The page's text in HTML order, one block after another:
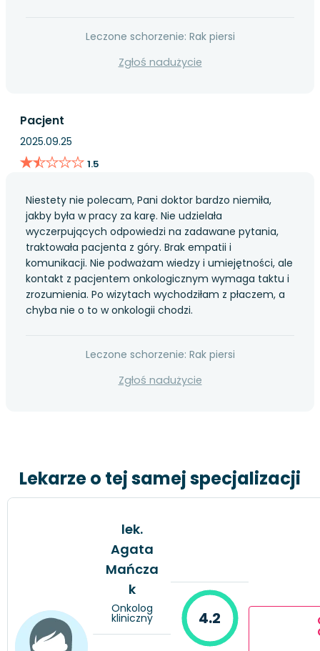
Leczone schorzenie: Rak piersi
Zgłoś nadużycie
Pacjent
2025.09.25
★★★★★
★★★★★ 1.5
Niestety nie polecam, Pani doktor bardzo niemiła,
jakby była w pracy za karę. Nie udzielała
wyczerpujących odpowiedzi na zadawane pytania,
traktowała pacjenta z góry. Brak empatii i
komunikacji. Nie podważam wiedzy i umiejętności, ale
kontakt z pacjentem onkologicznym wymaga taktu i
zrozumienia. Po wizytach wychodziłam z płaczem, a
chyba nie o to w onkologii chodzi.
Leczone schorzenie: Rak piersi
Zgłoś nadużycie
Lekarze o tej samej specjalizacji
lek.
Agata
Mańcza
k
Onkolog
kliniczny 4.2